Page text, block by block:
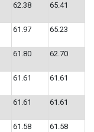
62.38 65.41
61.97 65.23
61.80 62.70
61.61 61.61
61.61 61.61
61.58 61.58